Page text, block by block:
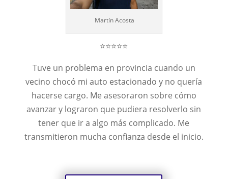
Martín Acosta
⭐⭐⭐⭐⭐
Tuve un problema en provincia cuando un
vecino chocó mi auto estacionado y no quería
hacerse cargo. Me asesoraron sobre cómo
avanzar y lograron que pudiera resolverlo sin
tener que ir a algo más complicado. Me
transmitieron mucha confianza desde el inicio.